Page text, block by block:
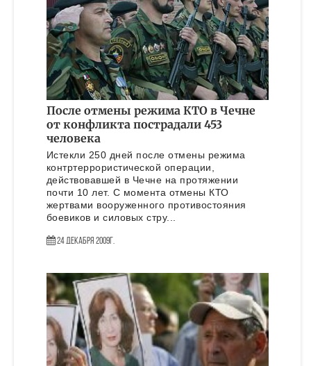
После отмены режима КТО в Чечне
от конфликта пострадали 453
человека
Истекли 250 дней после отмены режима
контртеррористической операции,
действовавшей в Чечне на протяжении
почти 10 лет. С момента отмены КТО
жертвами вооруженного противостояния
боевиков и силовых стру...
24 Декабря 2009г.